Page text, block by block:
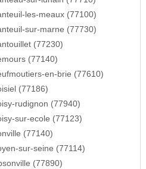
les-meaux (77100)
sur-marne (77730)
(77230)
(77140)
en-brie (77610)
(77186)
rudignon (77940)
sur-ecole (77123)
(77140)
sur-seine (77114)
(77890)